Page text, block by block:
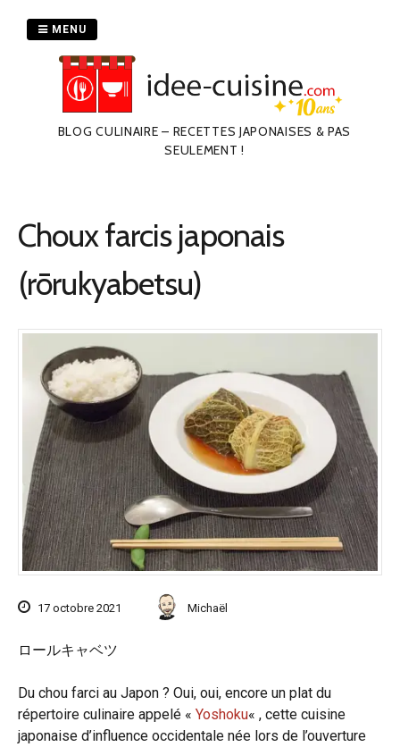
BLOG CULINAIRE – RECETTES JAPONAISES & PAS
SEULEMENT !
MENU
Choux farcis japonais
(rōrukyabetsu)
17 octobre 2021 Michaël
ロールキャベツ
Du chou farci au Japon ? Oui, oui, encore un plat du
répertoire culinaire appelé « Yoshoku« , cette cuisine
japonaise d’influence occidentale née lors de l’ouverture